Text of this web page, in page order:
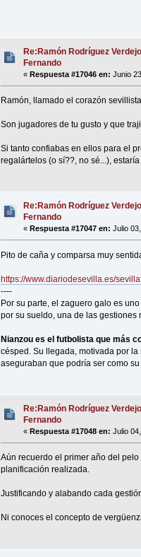
Re:Ramón Rodríguez
Fernando
«Respuesta #17046 en: Junio
Ramón, llamado el corazón
Son jugadores de tu gusto y que
Si tanto confiabas en ellos para el
regalártelos (o sí??, no sé...),
Re:Ramón Rodríguez
Fernando
« Respuesta #17047 en: Julio
Pito de caña y comparsa muy
https://www.diariodesevilla.es/
----
Por su parte, el zaguero galo es
por su sueldo, una de las gestiones
Nianzou es el futbolista que más
césped. Su llegada, motivada por
aseguraban que podría ser como
Re:Ramón Rodríguez
Fernando
«Respuesta #17048 en: Julio
Aún recuerdo el primer año del
planificación realizada.
Justificando y alabando cada
Ni conoces el concepto de